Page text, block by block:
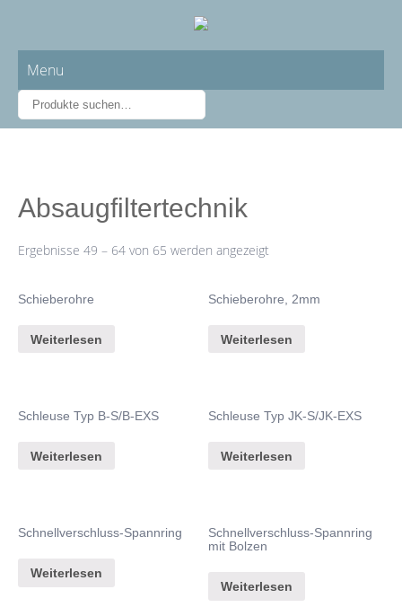
Menu
Absaugfiltertechnik
Ergebnisse 49 – 64 von 65 werden angezeigt
Schieberohre
Weiterlesen
Schieberohre, 2mm
Weiterlesen
Schleuse Typ B-S/B-EXS
Weiterlesen
Schleuse Typ JK-S/JK-EXS
Weiterlesen
Schnellverschluss-Spannring
Weiterlesen
Schnellverschluss-Spannring
mit Bolzen
Weiterlesen